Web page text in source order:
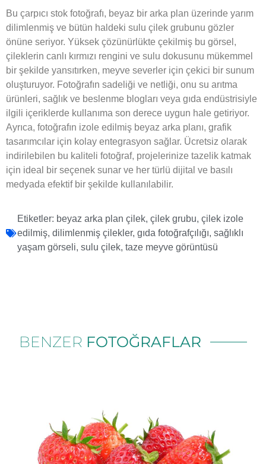
Bu çarpıcı stok fotoğrafı, beyaz bir arka plan üzerinde yarım
dilimlenmiş ve bütün haldeki sulu çilek grubunu gözler
önüne seriyor. Yüksek çözünürlükte çekilmiş bu görsel,
çileklerin canlı kırmızı rengini ve sulu dokusunu mükemmel
bir şekilde yansıtırken, meyve severler için çekici bir sunum
oluşturuyor. Fotoğrafın sadeliği ve netliği, onu su arıtma
ürünleri, sağlık ve beslenme blogları veya gıda endüstrisiyle
ilgili içeriklerde kullanıma son derece uygun hale getiriyor.
Ayrıca, fotoğrafın izole edilmiş beyaz arka planı, grafik
tasarımcılar için kolay entegrasyon sağlar. Ücretsiz olarak
indirilebilen bu kaliteli fotoğraf, projelerinize tazelik katmak
için ideal bir seçenek sunar ve her türlü dijital ve basılı
medyada efektif bir şekilde kullanılabilir.
Etiketler: beyaz arka plan çilek, çilek grubu, çilek izole
edilmiş, dilimlenmiş çilekler, gıda fotoğrafçılığı, sağlıklı
yaşam görseli, sulu çilek, taze meyve görüntüsü
BENZER FOTOĞRAFLAR